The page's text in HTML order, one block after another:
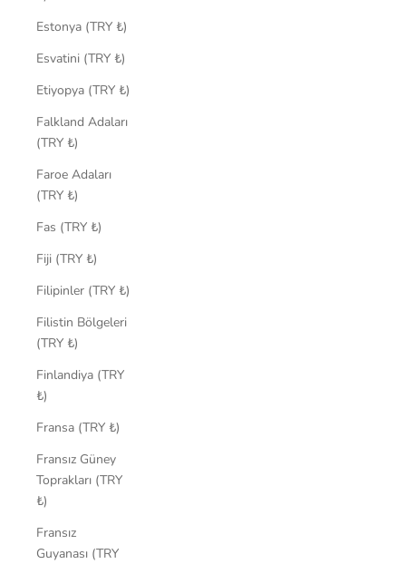
Estonya (TRY ₺)
Esvatini (TRY ₺)
Etiyopya (TRY ₺)
Falkland Adaları
(TRY ₺)
Faroe Adaları
(TRY ₺)
Fas (TRY ₺)
Fiji (TRY ₺)
Filipinler (TRY ₺)
Filistin Bölgeleri
(TRY ₺)
Finlandiya (TRY
₺)
Fransa (TRY ₺)
Fransız Güney
Toprakları (TRY
₺)
Fransız
Guyanası (TRY